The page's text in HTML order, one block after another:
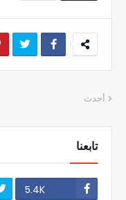
أحدث
تابعنا
5.4K